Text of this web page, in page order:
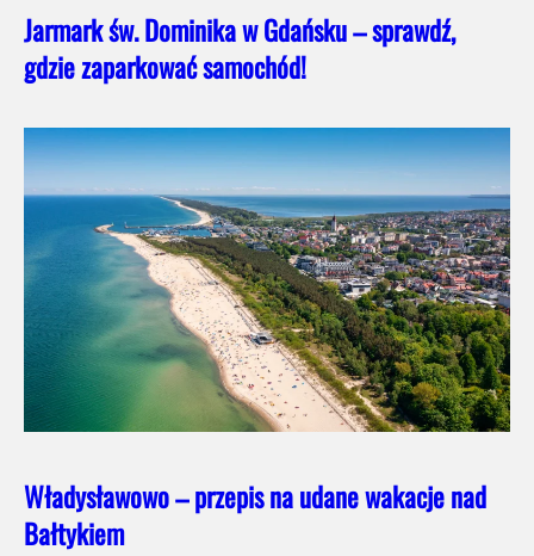
Jarmark św. Dominika w Gdańsku – sprawdź,
gdzie zaparkować samochód!
Władysławowo – przepis na udane wakacje nad
Bałtykiem